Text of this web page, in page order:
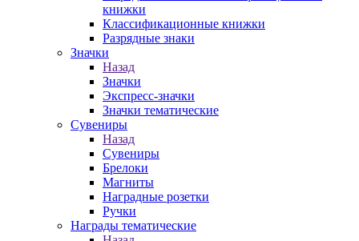
книжки
Классификационные книжки
Разрядные знаки
Значки
Назад
Значки
Экспресс-значки
Значки тематические
Сувениры
Назад
Сувениры
Брелоки
Магниты
Наградные розетки
Ручки
Награды тематические